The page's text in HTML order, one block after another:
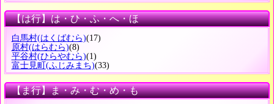
【は行】は・ひ・ふ・へ・ほ
白馬村(はくばむら)(17)
原村(はらむら)(8)
平谷村(ひらやむら)(1)
富士見町(ふじみまち)(33)
【ま行】ま・み・む・め・も